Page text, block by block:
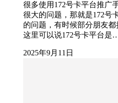
很多使用172号卡平台推广
很大的问题，那就是172号
的问题，有时候部分朋友都
这里可以说172号卡平台是
2025年9月11日